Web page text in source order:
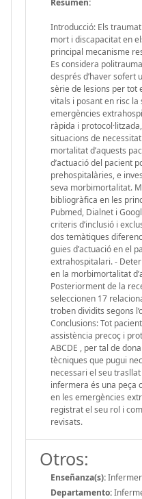
Resumen:
Introducció: Els
mort i discapacitat en
principal mecanisme
Es considera
després d’haver sofert
sèrie de lesions per tot
vitals i posant en risc la
emergències
ràpida i
situacions de
mortalitat d’aquests
d’actuació del pacient
prehospitalàries, e
seva morbimortalitat.
bibliogràfica en les
Pubmed, Dialnet i
criteris d’inclusió i
dos temàtiques
guies d’actuació en el
extrahospitalari. -
en la morbimortalitat
Posteriorment de la
seleccionen 17
troben dividits segons
Conclusions: Tot
assistència precoç i
ABCDE , per tal de
tècniques que pugui
necessari el seu
infermera és una peça
en les emergències
registrat el seu rol i
revisats.
Otros:
Enseñanza(s):
Departamento: